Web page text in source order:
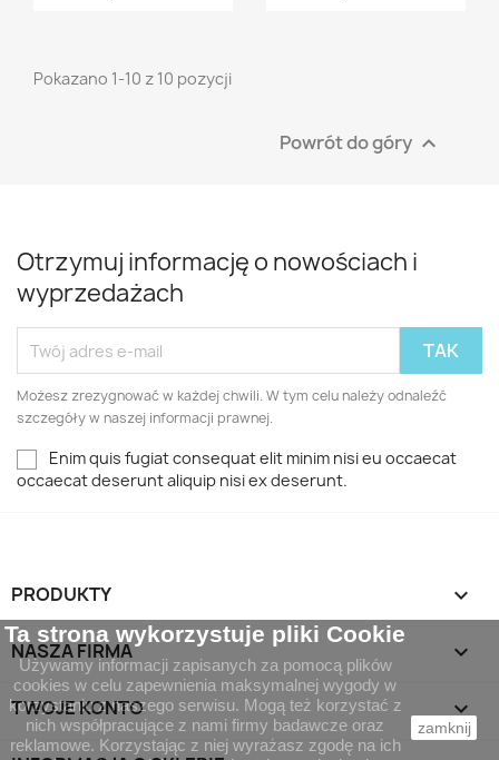
Pokazano 1-10 z 10 pozycji
Powrót do góry 
Otrzymuj informację o nowościach i
wyprzedażach
Możesz zrezygnować w każdej chwili. W tym celu należy odnaleźć
szczegóły w naszej informacji prawnej.
Enim quis fugiat consequat elit minim nisi eu occaecat
occaecat deserunt aliquip nisi ex deserunt.
PRODUKTY 
NASZA FIRMA 
TWOJE KONTO 
Ta strona wykorzystuje pliki Cookie
Używamy informacji zapisanych za pomocą plików
cookies w celu zapewnienia maksymalnej wygody w
korzystaniu z naszego serwisu. Mogą też korzystać z
nich współpracujące z nami firmy badawcze oraz
reklamowe. Korzystając z niej wyrażasz zgodę na ich
zamknij